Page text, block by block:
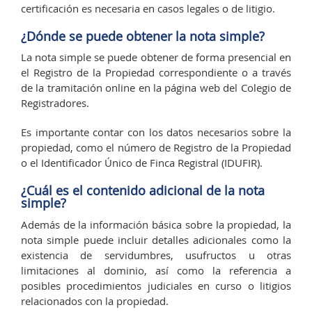
certificación es necesaria en casos legales o de litigio.
¿Dónde se puede obtener la nota simple?
La nota simple se puede obtener de forma presencial en
el Registro de la Propiedad correspondiente o a través
de la tramitación online en la página web del Colegio de
Registradores.
Es importante contar con los datos necesarios sobre la
propiedad, como el número de Registro de la Propiedad
o el Identificador Único de Finca Registral (IDUFIR).
¿Cuál es el contenido adicional de la nota
simple?
Además de la información básica sobre la propiedad, la
nota simple puede incluir detalles adicionales como la
existencia de servidumbres, usufructos u otras
limitaciones al dominio, así como la referencia a
posibles procedimientos judiciales en curso o litigios
relacionados con la propiedad.